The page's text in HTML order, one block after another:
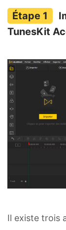
TunesKit
Il existe trois